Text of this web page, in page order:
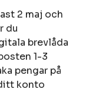
2 maj och
du
brevlåda
1-3
pengar på
konto